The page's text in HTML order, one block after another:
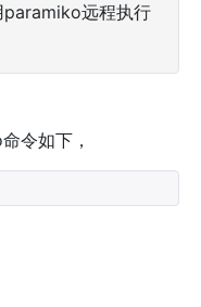
paramiko远程执行
令如下，